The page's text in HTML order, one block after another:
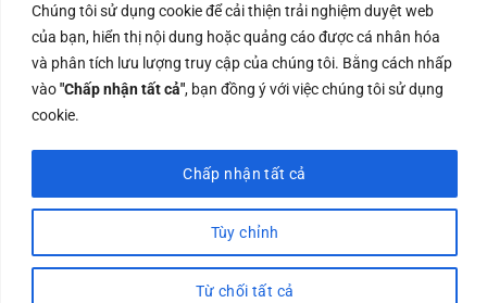
Chúng tôi sử dụng cookie để cải thiện trải nghiệm duyệt web
của bạn, hiển thị nội dung hoặc quảng cáo được cá nhân hóa
và phân tích lưu lượng truy cập của chúng tôi. Bằng cách nhấp
vào"Chấp nhận tất cả", bạn đồng ý với việc chúng tôi sử dụng
cookie.
Tùy chỉnh
Từ chối tất cả
Chấp nhận tất cả
Công ty TNHH Nam Bình Xương - Số ĐKKD: 0108783483
cấp ngày 14/06/2019 bởi Sở Kế Hoạch và Đầu Tư Tp. Hà
Nội
Copyrights @2023 Nam Binh Xuong. All Rights Reserved